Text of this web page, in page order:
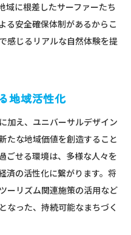
域に根差したサーファーたち
る安全確保体制があるからこ
感じるリアルな自然体験を提
地域活性化
加え、ユニバーサルデザイン
たな地域価値を創造すること
ごせる環境は、多様な人々を
済の活性化に繋がります。将
ーリズム関連施策の活用など
なった、持続可能なまちづく